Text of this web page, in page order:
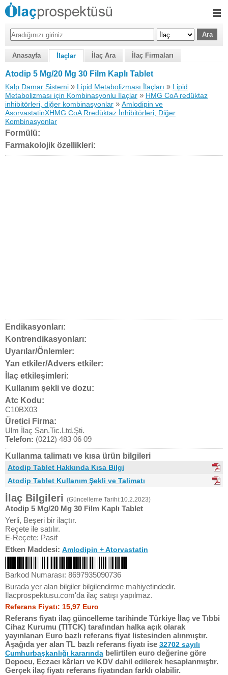
Anasayfa İlaçlar İlaç Ara İlaç Firmaları
Atodip 5 Mg/20 Mg 30 Film Kaplı Tablet
Kalp Damar Sistemi » Lipid Metabolizması İlaçları » Lipid
Metabolizması için Kombinasyonlu İlaçlar » HMG CoA redüktaz
inhibitörleri, diğer kombinasyonlar » Amlodipin ve
AsorvastatinXHMG CoA Rredüktaz İnhibitörleri, Diğer
Kombinasyonlar
Formülü:
Farmakolojik özellikleri:
Endikasyonları:
Kontrendikasyonları:
Uyarılar/Önlemler:
Yan etkiler/Advers etkiler:
İlaç etkileşimleri:
Kullanım şekli ve dozu:
Atc Kodu:
C10BX03
Üretici Firma:
Ulm İlaç San.Tic.Ltd.Şti.
Telefon: (0212) 483 06 09
Kullanma talimatı ve kısa ürün bilgileri
Atodip Tablet Hakkında Kısa Bilgi
Atodip Tablet Kullanım Şekli ve Talimatı
İlaç Bilgileri (Güncelleme Tarihi:10.2.2023)
Atodip 5 Mg/20 Mg 30 Film Kaplı Tablet
Yerli, Beşeri bir ilaçtır.
Reçete ile satılır.
E-Reçete: Pasif
Etken Maddesi: Amlodipin + Atorvastatin
Barkod Numarası: 8697935090736
Burada yer alan bilgiler bilgilendirme mahiyetindedir.
Ilacprospektusu.com'da ilaç satışı yapılmaz.
Referans Fiyatı: 15,97 Euro
Referans fiyatı ilaç güncelleme tarihinde Türkiye İlaç ve Tıbbi
Cihaz Kurumu (TITCK) tarafından halka açık olarak
yayınlanan Euro bazlı referans fiyat listesinden alınmıştır.
Aşağıda yer alan TL bazlı referans fiyatı ise 32702 sayılı
Cumhurbaşkanlığı kararında belirtilen euro değerine göre
Depocu, Eczacı kârları ve KDV dahil edilerek hesaplanmıştır.
Gerçek ilaç fiyatı referans fiyatından farklı olabilir.